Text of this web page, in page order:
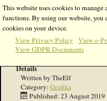
Symbols Set 5: Cities
újdonság?
Details
Written byTheElf
Category: Grafika
Published: 23 August 2019
This website uses cookies to
functions. By using our website, you
cookies on your device.
View Privacy Policy
View e-
View GDPR Documents